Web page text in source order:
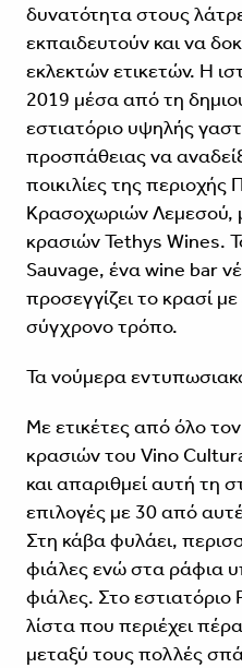
δυνατότητα στους
εκπαιδευτούν και να
εκλεκτών ετικετών. Η
2019 μέσα από τη
εστιατόριο υψηλής
προσπάθειας να
ποικιλίες της περιοχής
Κρασοχωριών Λεμεσού,
κρασιών Tethys Wines.
Sauvage, ένα wine bar
προσεγγίζει το κρασί
σύγχρονο τρόπο.
Τα νούμερα
Με ετικέτες από όλο
κρασιών του Vino
και απαριθμεί αυτή τη
επιλογές με 30 από
Στη κάβα φυλάει,
φιάλες ενώ στα ράφια
φιάλες. Στο
λίστα που περιέχει
μεταξύ τους πολλές